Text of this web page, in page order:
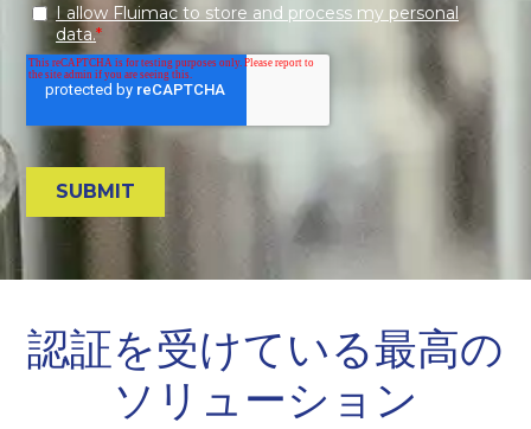
認証を受けている最高の
ソリューション